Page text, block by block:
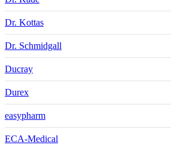
Dr. Kottas
Dr. Schmidgall
Ducray
Durex
easypharm
ECA-Medical